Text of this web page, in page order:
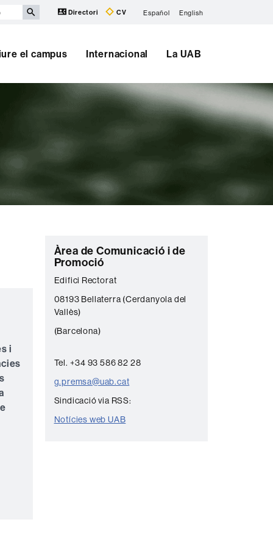
Directori CV Español English
el campus Internacional La UAB
i
C
o
n
t
a
c
t
e
Àrea de Comunicació i de
Promoció
Edifici Rectorat
08193 Bellaterra (Cerdanyola del
Vallès)
(Barcelona)
Tel. +34 93 586 82 28
g.premsa@uab.cat
Sindicació via RSS:
Notícies web UAB